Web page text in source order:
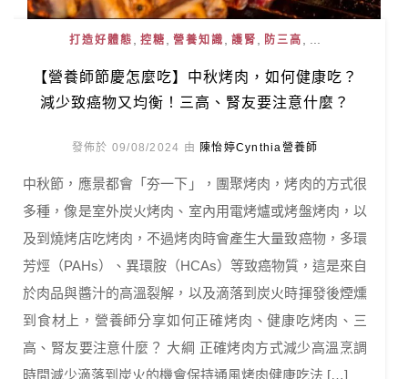
打造好體態 , 控糖 , 營養知識 , 護腎 , 防三高 , ...
【營養師節慶怎麼吃】中秋烤肉，如何健康吃？
減少致癌物又均衡！三高、腎友要注意什麼？
發佈於 09/08/2024 由 陳怡婷Cynthia營養師
中秋節，應景都會「夯一下」，團聚烤肉，烤肉的方式很
多種，像是室外炭火烤肉、室內用電烤爐或烤盤烤肉，以
及到燒烤店吃烤肉，不過烤肉時會產生大量致癌物，多環
芳烴（PAHs）、異環胺（HCAs）等致癌物質，這是來自
於肉品與醬汁的高溫裂解，以及滴落到炭火時揮發後煙燻
到食材上，營養師分享如何正確烤肉、健康吃烤肉、三
高、腎友要注意什麼？ 大綱 正確烤肉方式減少高溫烹調
時間減少滴落到炭火的機會保持通風烤肉健康吃法 […]